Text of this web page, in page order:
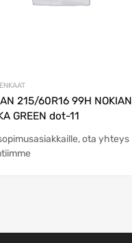
215/60R16 99H NOKIAN
GREEN dot-11
ota yhteys